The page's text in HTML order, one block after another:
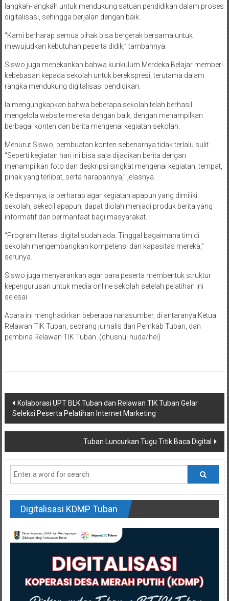
langkah-langkah untuk mendukung satuan pendidikan dalam proses
digitalisasi, sehingga berjalan dengan baik.
“Kami berharap semua pihak bisa bergerak bersama untuk
mewujudkan kebutuhan peserta didik,” tambahnya.
Siswo juga menekankan bahwa kurikulum Merdeka Belajar memberi
kebebasan kepada sekolah untuk berekspresi, terutama dalam
rangka mendukung digitalisasi pendidikan.
Ia mengungkapkan bahwa beberapa sekolah telah berhasil
mengelola website mereka dengan baik, dengan menampilkan
berbagai konten dan berita mengenai kegiatan sekolah.
Menurut Siswo, pembuatan konten sebenarnya tidak terlalu sulit.
“Seperti kegiatan hari ini bisa saja dijadikan berita dengan
menampilkan foto dan deskripsi singkat mengenai kegiatan, tempat,
pihak yang terlibat, serta harapannya,” jelasnya.
Ke depannya, ia berharap agar kegiatan apapun yang dimiliki
sekolah, sekecil apapun, dapat diolah menjadi produk berita yang
informatif dan bermanfaat bagi masyarakat.
“Program literasi digital sudah ada. Tinggal bagaimana tim di
sekolah mengembangkan kompetensi dan kapasitas mereka,”
serunya.
Siswo juga menyarankan agar para peserta membentuk struktur
kepengurusan untuk media online sekolah setelah pelatihan ini
selesai.
Acara ini menghadirkan beberapa narasumber, di antaranya Ketua
Relawan TIK Tuban, seorang jurnalis dari Pemkab Tuban, dan
pembina Relawan TIK Tuban. (chusnul huda/hei)
Post
navigation
Kolaborasi UPT BLK Tuban dan Relawan TIK Tuban Gelar
Seleksi Peserta Pelatihan Internet Marketing
Tuban Luncurkan Tugu Titik Baca Digital
Digitalisasi KDMP Tuban